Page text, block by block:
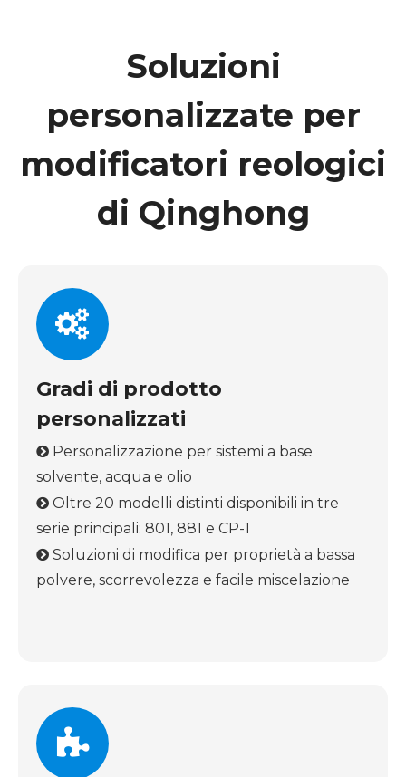
Soluzioni
personalizzate per
modificatori reologici
di Qinghong
Gradi di prodotto
personalizzati
 Personalizzazione per sistemi a base
solvente, acqua e olio
 Oltre 20 modelli distinti disponibili in tre
serie principali: 801, 881 e CP-1
 Soluzioni di modifica per proprietà a bassa
polvere, scorrevolezza e facile miscelazione